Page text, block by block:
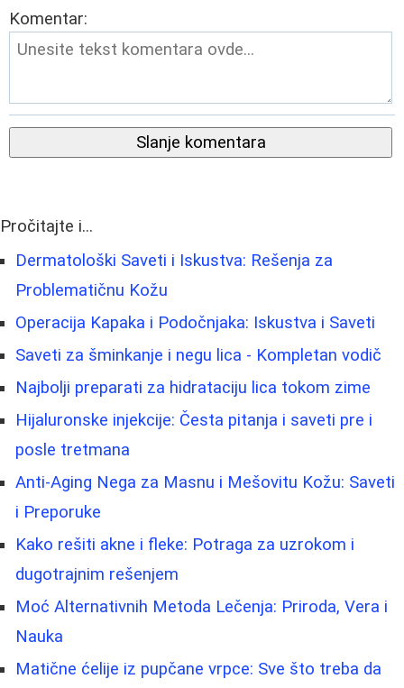
Komentar:
Slanje komentara
Pročitajte i...
Dermatološki Saveti i Iskustva: Rešenja za
Problematičnu Kožu
Operacija Kapaka i Podočnjaka: Iskustva i Saveti
Saveti za šminkanje i negu lica - Kompletan vodič
Najbolji preparati za hidrataciju lica tokom zime
Hijaluronske injekcije: Česta pitanja i saveti pre i
posle tretmana
Anti-Aging Nega za Masnu i Mešovitu Kožu: Saveti
i Preporuke
Kako rešiti akne i fleke: Potraga za uzrokom i
dugotrajnim rešenjem
Moć Alternativnih Metoda Lečenja: Priroda, Vera i
Nauka
Matične ćelije iz pupčane vrpce: Sve što treba da